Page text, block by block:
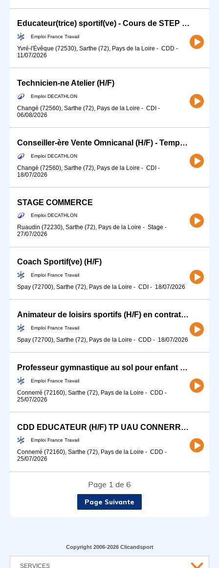
Educateur(trice) sportif(ve) - Cours de STEP (H/F)
Emploi France Travail
Yvré-l'Évêque (72530), Sarthe (72), Pays de la Loire - CDD -
11/07/2026
Technicien-ne Atelier (H/F)
Emploi DECATHLON
Changé (72560), Sarthe (72), Pays de la Loire - CDI -
06/08/2026
Conseiller-ère Vente Omnicanal (H/F) - Temps partiel - Samedi
Emploi DECATHLON
Changé (72560), Sarthe (72), Pays de la Loire - CDI -
18/07/2026
STAGE COMMERCE
Emploi DECATHLON
Ruaudin (72230), Sarthe (72), Pays de la Loire - Stage -
27/07/2026
Coach Sportif(ve) (H/F)
Emploi France Travail
Spay (72700), Sarthe (72), Pays de la Loire - CDI - 18/07/2026
Animateur de loisirs sportifs (H/F) en contrat d'apprentissage
Emploi France Travail
Spay (72700), Sarthe (72), Pays de la Loire - CDD - 18/07/2026
Professeur gymnastique au sol pour enfant (H/F)
Emploi France Travail
Connerré (72160), Sarthe (72), Pays de la Loire - CDD -
25/07/2026
CDD EDUCATEUR (H/F) TP UAU CONNERRE (H/F)
Emploi France Travail
Connerré (72160), Sarthe (72), Pays de la Loire - CDD -
25/07/2026
Page 1 de 6
Page Suivante
Copyright 2006-2026 Clicandsport
SERVICES